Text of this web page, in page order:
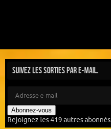
Suivez les sorties par e-mail.
Abonnez-vous
Rejoignez les 419 autres abonnés